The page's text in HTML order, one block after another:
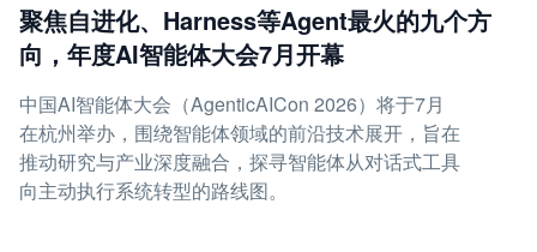
聚焦自进化、Harness等Agent最火的九个方
向，年度AI智能体大会7月开幕
中国AI智能体大会（AgenticAICon 2026）将于7月
在杭州举办，围绕智能体领域的前沿技术展开，旨在
推动研究与产业深度融合，探寻智能体从对话式工具
向主动执行系统转型的路线图。